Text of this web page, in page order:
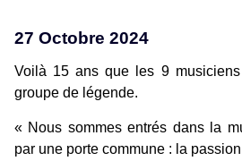
27 Octobre 2024
Voilà 15 ans que les 9
groupe de légende.
« Nous sommes entrés dans la
par une porte commune : la